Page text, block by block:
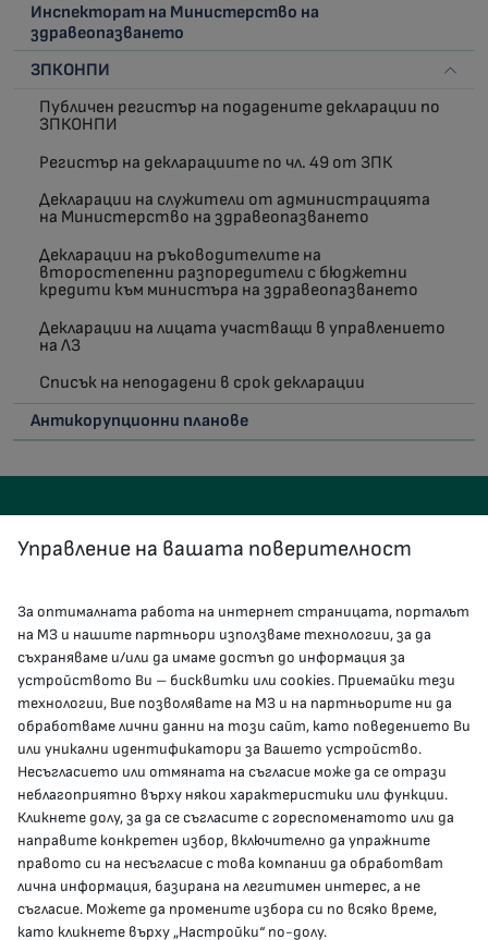
Инспекторат на Министерство на
здравеопазването
ЗПКОНПИ
Публичен регистър на подадените декларации по
ЗПКОНПИ
Регистър на декларациите по чл. 49 от ЗПК
Декларации на служители от администрацията
на Министерство на здравеопазването
Декларации на ръководителите на
второстепенни разпоредители с бюджетни
кредити към министъра на здравеопазването
Декларации на лицата участващи в управлението
на ЛЗ
Списък на неподадени в срок декларации
Антикорупционни планове
КОНТАКТИ
гр.София, 1000, пл. „Света Неделя“ №5
delovodstvo@mh.government.bg
presscenter@mh.government.bg
МЗ В СОЦИАЛНИТЕ МРЕЖИ
Facebook страница
Управление на вашата поверителност
За оптималната работа на интернет страницата, порталът
на МЗ и нашите партньори използваме технологии, за да
съхраняваме и/или да имаме достъп до информация за
устройството Ви – бисквитки или cookies. Приемайки тези
технологии, Вие позволявате на МЗ и на партньорите ни да
обработваме лични данни на този сайт, като поведението Ви
или уникални идентификатори за Вашето устройство.
Несъгласието или отмяната на съгласие може да се отрази
неблагоприятно върху някои характеристики или функции.
Кликнете долу, за да се съгласите с гореспоменатото или да
направите конкретен избор, включително да упражните
правото си на несъгласие с това компании да обработват
лична информация, базирана на легитимен интерес, а не
съгласие. Можете да промените избора си по всяко време,
като кликнете върху „Настройки“ по-долу.